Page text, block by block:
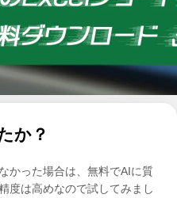
か？
かった場合は、無料でAIに質
度は高めなので試してみまし